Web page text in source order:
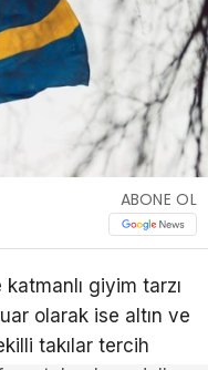
ABONE OL
giyim tarzı
olarak ise altın ve
takılar tercih